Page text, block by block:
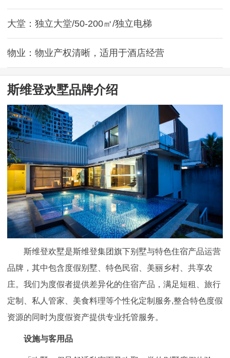
大堂：独立大堂/50-200㎡/独立电梯
物业：物业产权清晰，适用于酒店经营
斯维登欢墅品牌介绍
斯维登欢墅是斯维登集团旗下别墅与特色住宿产品运营
品牌，其中包含度假别墅、特色民宿、美丽乡村、共享农
庄。我们为度假者提供差异化的住宿产品，满足短租、旅行
定制、私人管家、美食料理等个性化定制服务,整合特色度假
资源的同时为度假资产提供专业托管服务。
设施与客用品